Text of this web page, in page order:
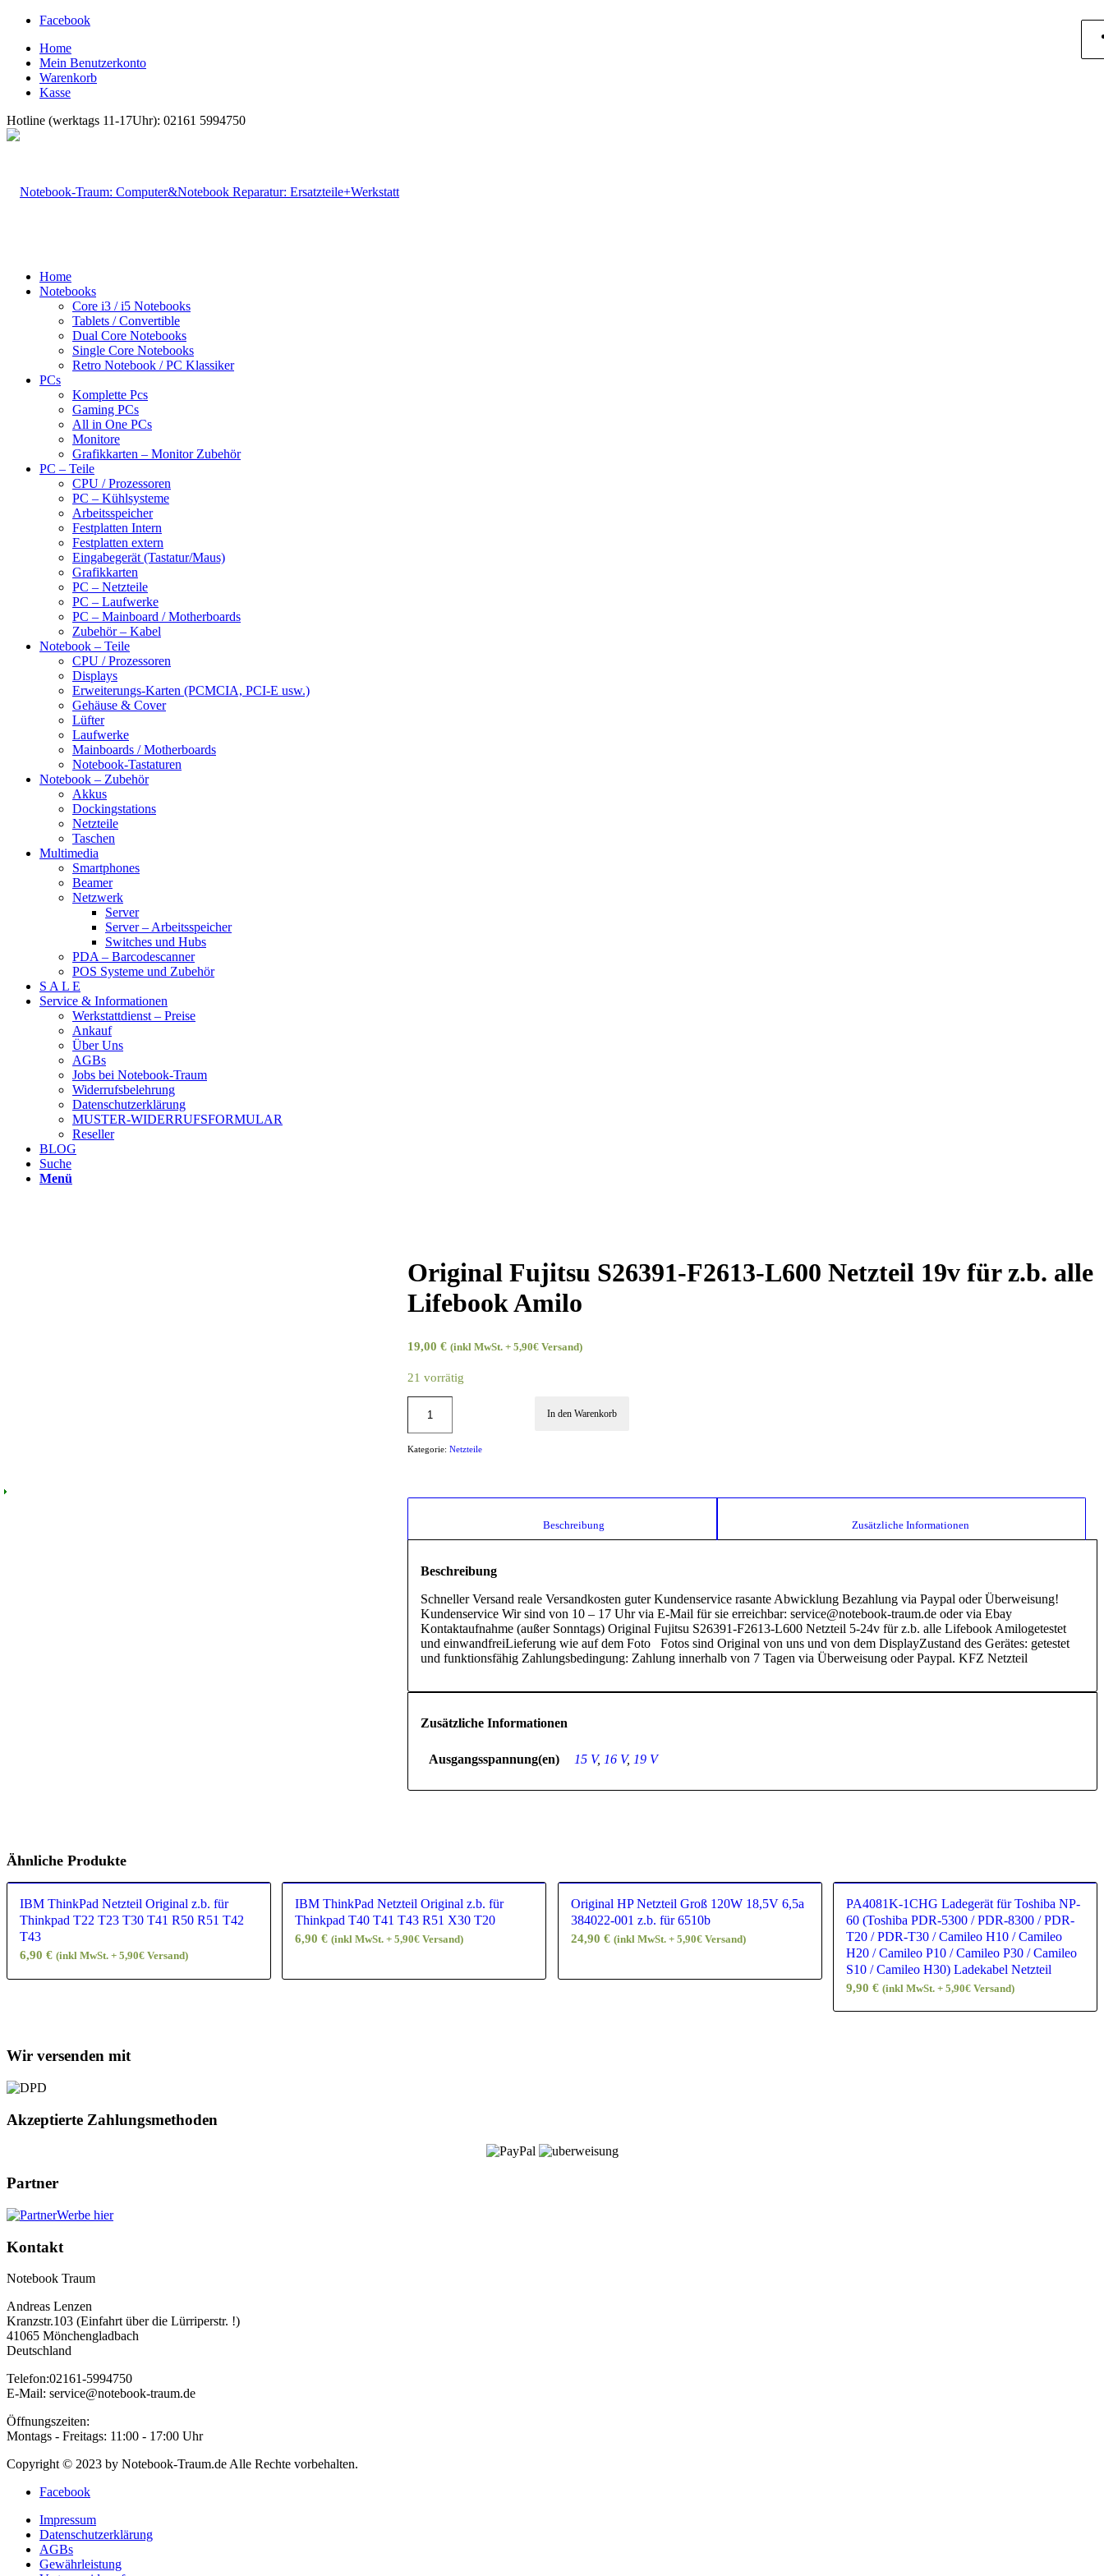
Facebook
Home
Mein Benutzerkonto
Warenkorb
Kasse
Hotline (werktags 11-17Uhr): 02161 5994750
Home
Notebooks
Core i3 / i5 Notebooks
Tablets / Convertible
Dual Core Notebooks
Single Core Notebooks
Retro Notebook / PC Klassiker
PCs
Komplette Pcs
Gaming PCs
All in One PCs
Monitore
Grafikkarten – Monitor Zubehör
PC – Teile
CPU / Prozessoren
PC – Kühlsysteme
Arbeitsspeicher
Festplatten Intern
Festplatten extern
Eingabegerät (Tastatur/Maus)
Grafikkarten
PC – Netzteile
PC – Laufwerke
PC – Mainboard / Motherboards
Zubehör – Kabel
Notebook – Teile
CPU / Prozessoren
Displays
Erweiterungs-Karten (PCMCIA, PCI-E usw.)
Gehäuse & Cover
Lüfter
Laufwerke
Mainboards / Motherboards
Notebook-Tastaturen
Notebook – Zubehör
Akkus
Dockingstations
Netzteile
Taschen
Multimedia
Smartphones
Beamer
Netzwerk
Server
Server – Arbeitsspeicher
Switches und Hubs
PDA – Barcodescanner
POS Systeme und Zubehör
S A L E
Service & Informationen
Werkstattdienst – Preise
Ankauf
Über Uns
AGBs
Jobs bei Notebook-Traum
Widerrufsbelehrung
Datenschutzerklärung
MUSTER-WIDERRUFSFORMULAR
Reseller
BLOG
Suche
Menü
Original Fujitsu S26391-F2613-L600 Netzteil 19v für z.b. alle
Lifebook Amilo
19,00€ (inkl MwSt. + 5,90€ Versand)
21 vorrätig
In den Warenkorb
Kategorie:Netzteile
Beschreibung
Schneller Versand reale Versandkosten guter Kundenservice rasante Abwicklung Bezahlung via Paypal oder Überweisung!
Kundenservice Wir sind von 10 – 17 Uhr via E-Mail für sie erreichbar: service@notebook-traum.de oder via Ebay
Kontaktaufnahme (außer Sonntags) Original Fujitsu S26391-F2613-L600 Netzteil 5-24v für z.b. alle Lifebook Amilogetestet
und einwandfreiLieferung wie auf dem Foto Fotos sind Original von uns und von dem DisplayZustand des Gerätes: getestet
und funktionsfähig Zahlungsbedingung: Zahlung innerhalb von 7 Tagen via Überweisung oder Paypal. KFZ Netzteil
Zusätzliche Informationen
Ausgangsspannung(en) 15 V, 16 V, 19 V
Ähnliche Produkte
IBM ThinkPad Netzteil Original z.b. für
Thinkpad T22 T23 T30 T41 R50 R51 T42
T43
6,90 € (inkl MwSt. + 5,90€ Versand)
IBM ThinkPad Netzteil Original z.b. für
Thinkpad T40 T41 T43 R51 X30 T20
6,90€ (inkl MwSt. + 5,90€ Versand)
Original HP Netzteil Groß 120W 18,5V 6,5a
384022-001 z.b. für 6510b
24,90 € (inkl MwSt. + 5,90€ Versand)
PA4081K-1CHG Ladegerät für Toshiba NP-
60 (Toshiba PDR-5300 / PDR-8300 / PDR-
T20 / PDR-T30 / Camileo H10 / Camileo
H20 / Camileo P10 / Camileo P30 / Camileo
S10 / Camileo H30) Ladekabel Netzteil
9,90 € (inkl MwSt. + 5,90€ Versand)
Wir versenden mit
Akzeptierte Zahlungsmethoden
Partner
Werbe hier
Kontakt
Notebook Traum
Andreas Lenzen
Kranzstr.103 (Einfahrt über die Lürriperstr. !)
41065 Mönchengladbach
Deutschland
Telefon:02161-5994750
E-Mail: service@notebook-traum.de
Öffnungszeiten:
Montags - Freitags: 11:00 - 17:00 Uhr
Copyright © 2023 by Notebook-Traum.de Alle Rechte vorbehalten.
Facebook
Impressum
Datenschutzerklärung
AGBs
Gewährleistung